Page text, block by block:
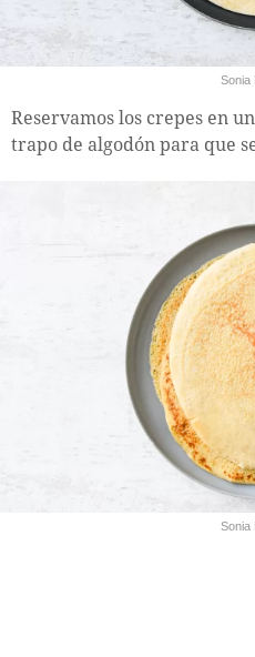
Sonia
Reservamos los crepes en
trapo de algodón para que
Sonia